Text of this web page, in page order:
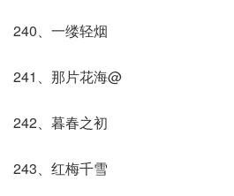
240、一缕轻烟
241、那片花海@
242、暮春之初
243、红梅千雪